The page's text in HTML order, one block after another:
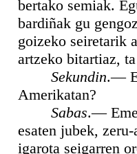
bertako semiak.
bardiñak gu
goizeko seiretarik
artzeko bitartiaz,
Sekundin.—
Amerikatan?
Sabas.—
esaten jubek,
igarota seigarren